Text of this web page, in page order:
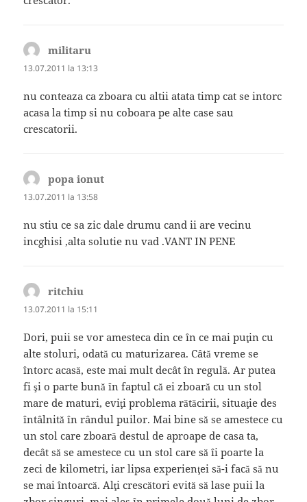
militaru
13.07.2011 la 13:13
nu conteaza ca zboara cu altii atata timp cat se intorc
acasa la timp si nu coboara pe alte case sau
crescatorii.
popa ionut
13.07.2011 la 13:58
nu stiu ce sa zic dale drumu cand ii are vecinu
incghisi ,alta solutie nu vad .VANT IN PENE
ritchiu
13.07.2011 la 15:11
Dori, puii se vor amesteca din ce în ce mai puţin cu
alte stoluri, odată cu maturizarea. Câtă vreme se
întorc acasă, este mai mult decât în regulă. Ar putea
fi şi o parte bună în faptul că ei zboară cu un stol
mare de maturi, eviţi problema rătăcirii, situaţie des
întâlnită în rândul puilor. Mai bine să se amestece cu
un stol care zboară destul de aproape de casa ta,
decât să se amestece cu un stol care să îi poarte la
zeci de kilometri, iar lipsa experienţei să-i facă să nu
se mai întoarcă. Alţi crescători evită să lase puii la